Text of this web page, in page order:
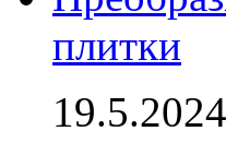
плитки